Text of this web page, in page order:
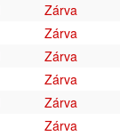
Zárva
Zárva
Zárva
Zárva
Zárva
Zárva